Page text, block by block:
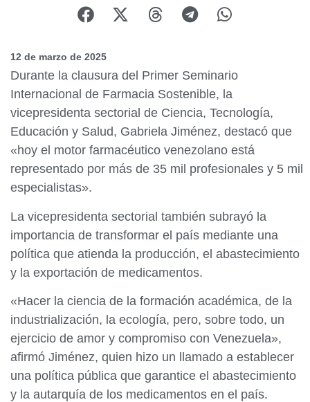
12 de marzo de 2025
Durante la clausura del Primer Seminario
Internacional de Farmacia Sostenible, la
vicepresidenta sectorial de Ciencia, Tecnología,
Educación y Salud, Gabriela Jiménez, destacó que
«hoy el motor farmacéutico venezolano está
representado por más de 35 mil profesionales y 5 mil
especialistas».
La vicepresidenta sectorial también subrayó la
importancia de transformar el país mediante una
política que atienda la producción, el abastecimiento
y la exportación de medicamentos.
«Hacer la ciencia de la formación académica, de la
industrialización, la ecología, pero, sobre todo, un
ejercicio de amor y compromiso con Venezuela»,
afirmó Jiménez, quien hizo un llamado a establecer
una política pública que garantice el abastecimiento
y la autarquía de los medicamentos en el país.